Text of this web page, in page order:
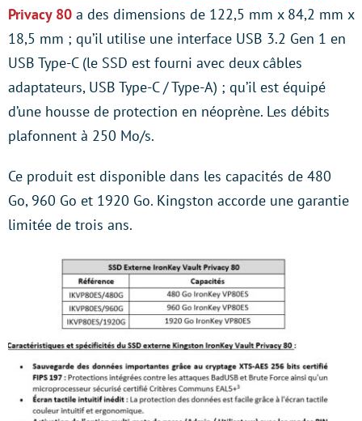
Privacy 80 a des dimensions de 122,5 mm x 84,2 mm x
18,5 mm ; qu’il utilise une interface USB 3.2 Gen 1 en
USB Type-C (le SSD est fourni avec deux câbles
adaptateurs, USB Type-C / Type-A) ; qu’il est équipé
d’une housse de protection en néoprène. Les débits
plafonnent à 250 Mo/s.
Ce produit est disponible dans les capacités de 480
Go, 960 Go et 1920 Go. Kingston accorde une garantie
limitée de trois ans.